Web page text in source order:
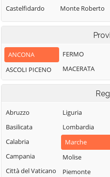
Castelfidardo
Castelleone di
Castelplanio
Cerreto d'Esi
Chiaravalle
Cupramontana
Fabriano
Monte Roberto
Monte San Vito
Montecarotto
Montemarciano
Morro d'Alba
Numana
Osimo
ANCONA
ASCOLI PICENO
FERMO
MACERATA
Abruzzo
Basilicata
Calabria
Campania
Città del Vaticano
Liguria
Lombardia
Marche
Molise
Piemonte